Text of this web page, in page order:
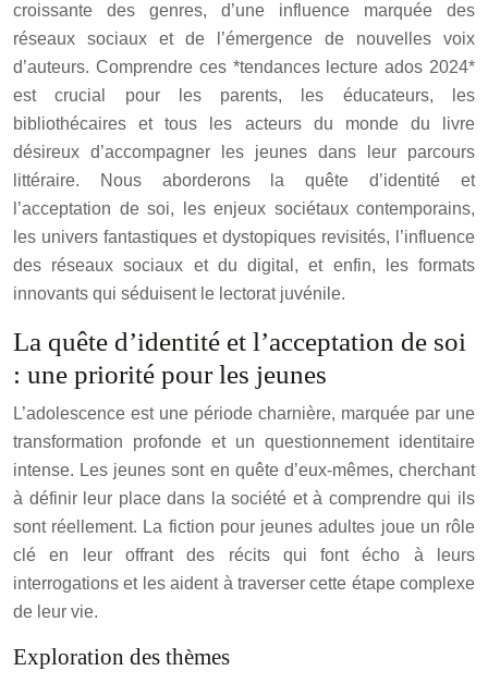
croissante des genres, d’une influence marquée des
réseaux sociaux et de l’émergence de nouvelles voix
d’auteurs. Comprendre ces *tendances lecture ados 2024*
est crucial pour les parents, les éducateurs, les
bibliothécaires et tous les acteurs du monde du livre
désireux d’accompagner les jeunes dans leur parcours
littéraire. Nous aborderons la quête d’identité et
l’acceptation de soi, les enjeux sociétaux contemporains,
les univers fantastiques et dystopiques revisités, l’influence
des réseaux sociaux et du digital, et enfin, les formats
innovants qui séduisent le lectorat juvénile.
La quête d’identité et l’acceptation de soi
: une priorité pour les jeunes
L’adolescence est une période charnière, marquée par une
transformation profonde et un questionnement identitaire
intense. Les jeunes sont en quête d’eux-mêmes, cherchant
à définir leur place dans la société et à comprendre qui ils
sont réellement. La fiction pour jeunes adultes joue un rôle
clé en leur offrant des récits qui font écho à leurs
interrogations et les aident à traverser cette étape complexe
de leur vie.
Exploration des thèmes